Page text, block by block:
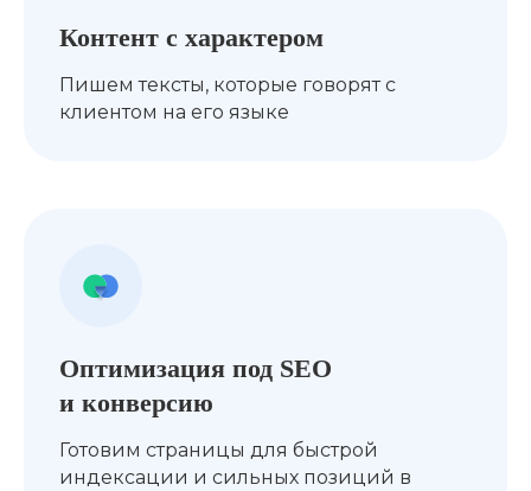
Контент с характером
Пишем тексты, которые говорят с
клиентом на его языке
Оптимизация под SEO
и конверсию
Готовим страницы для быстрой
индексации и сильных позиций в